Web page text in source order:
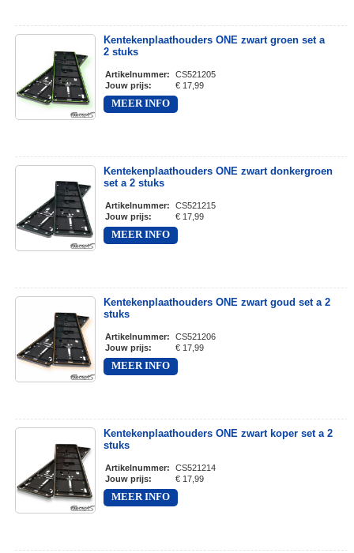
Kentekenplaathouders ONE zwart groen set a
2 stuks
Artikelnummer:
CS521205
Jouw prijs: € 17,99
MEER INFO
Kentekenplaathouders ONE zwart donkergroen
set a 2 stuks
Artikelnummer:
CS521215
Jouw prijs: € 17,99
MEER INFO
Kentekenplaathouders ONE zwart goud set a 2
stuks
Artikelnummer:
CS521206
Jouw prijs: € 17,99
MEER INFO
Kentekenplaathouders ONE zwart koper set a 2
stuks
Artikelnummer:
CS521214
Jouw prijs: € 17,99
MEER INFO